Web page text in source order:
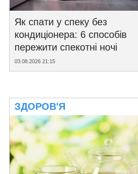
Як спати у спеку без
кондиціонера: 6 способів
пережити спекотні ночі
03.08.2026 21:15
ЗДОРОВ'Я